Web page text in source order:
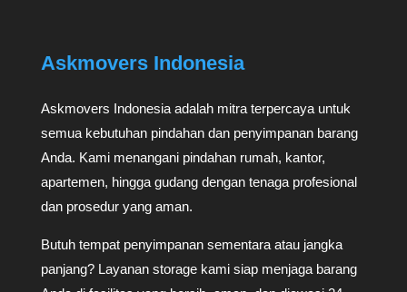
Askmovers Indonesia
Askmovers Indonesia adalah mitra terpercaya untuk
semua kebutuhan pindahan dan penyimpanan barang
Anda. Kami menangani pindahan rumah, kantor,
apartemen, hingga gudang dengan tenaga profesional
dan prosedur yang aman.
Butuh tempat penyimpanan sementara atau jangka
panjang? Layanan storage kami siap menjaga barang